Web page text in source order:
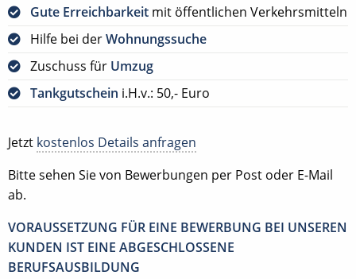
Gute Erreichbarkeit mit öffentlichen Verkehrsmitteln
Hilfe bei derWohnungssuche
Zuschuss für Umzug
Tankgutschein i.H.v.: 50,- Euro
Jetzt kostenlos Details anfragen
Bitte sehen Sie von Bewerbungen per Post oder E-Mail
ab.
VORAUSSETZUNG FÜR EINE BEWERBUNG BEI UNSEREN
KUNDEN IST EINE ABGESCHLOSSENE
BERUFSAUSBILDUNG